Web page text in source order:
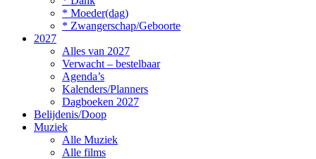
* Moeder(dag)
* Zwangerschap/Geboorte
2027
Alles van 2027
Verwacht – bestelbaar
Agenda’s
Kalenders/Planners
Dagboeken 2027
Belijdenis/Doop
Muziek
Alle Muziek
Alle films